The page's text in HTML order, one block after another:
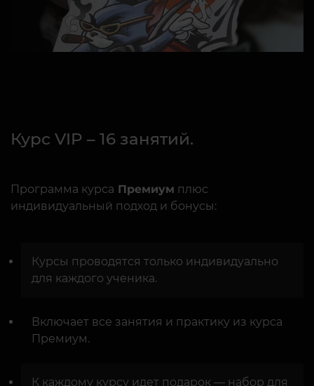
​​Курс VIP – 16 занятий.
Программа курса Премиум плюс
индивидуальный подход и бонусы:
Курсы проводятся только индивидуально
для каждого ученика.
Включает все занятия и практику из курса
Премиум.
К каждому курсу идет подарок — набор для